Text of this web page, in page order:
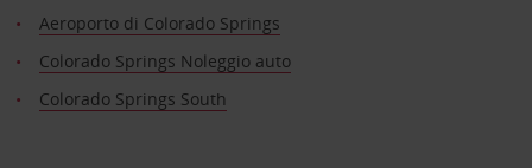
Aeroporto di Colorado Springs
Colorado Springs Noleggio auto
Colorado Springs South